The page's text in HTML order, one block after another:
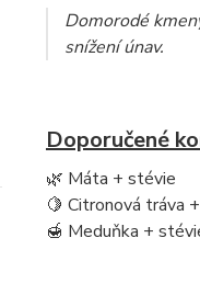
Domorodé
snížení únav.
Doporučené
🌿 Máta + stévie
🍋 Citronová tráva
🍯 Meduňka +